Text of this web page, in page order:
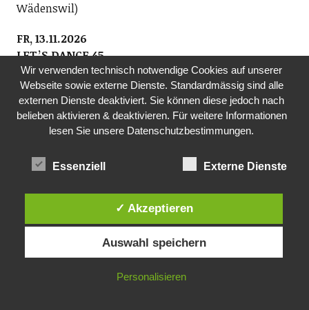
Wädenswil)
FR, 13.11.2026
LETʼS DANCE 45
Verein Letʼs Dance 45 und Sust1840
Wir spielen für Alt und Jung Hits aus der Zeit der
Original-Vinyl-Single 1960ʻs bis 1980ʻs und laden Euch
zum Tanzen ein! Eintritt CHF 20.- (epochengerecht in
20.00-00.00 Uhr, Sust 1840, Seestrasse 90, Wädenswil
Brass Band Posaunenchor Wädenswil
KONZERTBRASS BAND POSAUNENCHOR
Wir verwenden technisch notwendige Cookies auf unserer
Webseite sowie externe Dienste. Standardmässig sind alle
externen Dienste deaktiviert. Sie können diese jedoch nach
belieben aktivieren & deaktivieren. Für weitere Informationen
lesen Sie unsere Datenschutzbestimmungen.
Essenziell Externe Dienste
✓ Akzeptieren
Auswahl speichern
Personalisieren